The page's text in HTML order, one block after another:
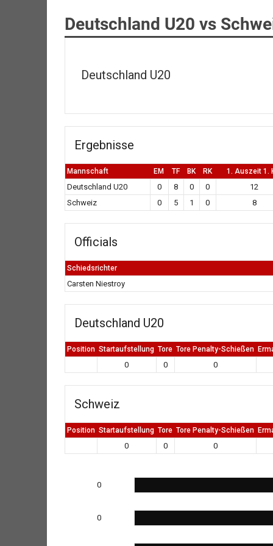
Deutschland U20 vs
Deutschland U20
Ergebnisse
Mannschaft EM TF BK RK 1. Auszeit 1.
Deutschland U20 0 8 0 0 12
Schweiz
0 5 1 0 8
Officials
Schiedsrichter
Carsten Niestroy
Deutschland U20
Position Startaufstellung Tore Tore Penalty-Schießen
0 0 0
Schweiz
Position Startaufstellung Tore Tore Penalty-Schießen
0 0 0
0
0